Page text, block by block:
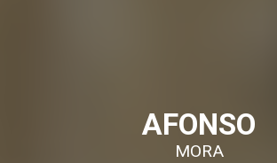
AFONSO
MORA